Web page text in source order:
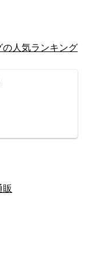
人気ランキング